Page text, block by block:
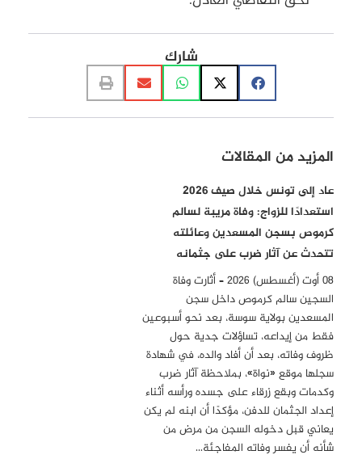
شارك
المزيد من المقالات
عاد إلى تونس خلال صيف 2026
استعدادًا للزواج: وفاة مريبة لسالم
كرموص بسجن المسعدين وعائلته
تتحدث عن آثار ضرب على جثمانه
08 أوت (أغسطس) 2026 – أثارت وفاة
السجين سالم كرموص داخل سجن
المسعدين بولاية سوسة، بعد نحو أسبوعين
فقط من إيداعه، تساؤلات جدية حول
ظروف وفاته، بعد أن أفاد والده، في شهادة
سجلها موقع «نواة»، بملاحظة آثار ضرب
وكدمات وبقع زرقاء على جسده ورأسه أثناء
إعداد الجثمان للدفن، مؤكدًا أن ابنه لم يكن
يعاني قبل دخوله السجن من مرض من
شأنه أن يفسر وفاته المفاجئة…